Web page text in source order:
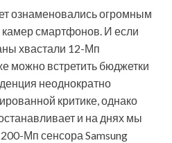
ознаменовались огромным
смартфонов. И если
хвастали 12-Мп
можно встретить бюджетки
неоднократно
критике, однако
и на днях мы
Мп сенсора Samsung